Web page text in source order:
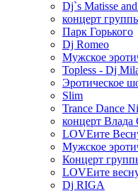
Dj`s Matisse
концерт
Парк Горького
Dj Romeo
Мужское
Topless - Dj
Эротическое
Slim
Trance Dance
концерт Влада
LOVEите
Мужское
Концерт
LOVEите
Dj RIGA